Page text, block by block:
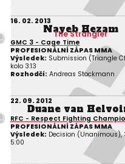
16. 02. 2013
Nayeb Hezam
The Strangler
GMC 3 - Cage Time
PROFESIONÁLNÍ ZÁPAS MMA
Výsledek: Submission (Triangle
kolo 3:13
Rozhodčí: Andreas Stockmann
22. 09. 2012
Duane van
RFC - Respect Fighting
PROFESIONÁLNÍ ZÁPAS MMA
Výsledek: Decision (Unanimous),
5:00